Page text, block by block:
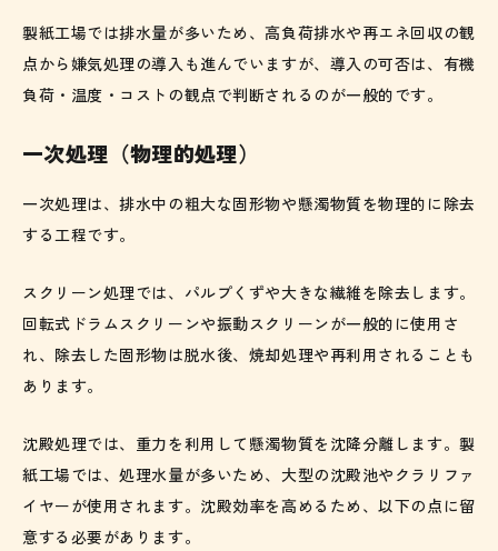
製紙工場では排水量が多いため、高負荷排水や再エネ回収の観
点から嫌気処理の導入も進んでいますが、導入の可否は、有機
負荷・温度・コストの観点で判断されるのが一般的です。
一次処理（物理的処理）
一次処理は、排水中の粗大な固形物や懸濁物質を物理的に除去
する工程です。
スクリーン処理では、パルプくずや大きな繊維を除去します。
回転式ドラムスクリーンや振動スクリーンが一般的に使用さ
れ、除去した固形物は脱水後、焼却処理や再利用されることも
あります。
沈殿処理では、重力を利用して懸濁物質を沈降分離します。製
紙工場では、処理水量が多いため、大型の沈殿池やクラリファ
イヤーが使用されます。沈殿効率を高めるため、以下の点に留
意する必要があります。